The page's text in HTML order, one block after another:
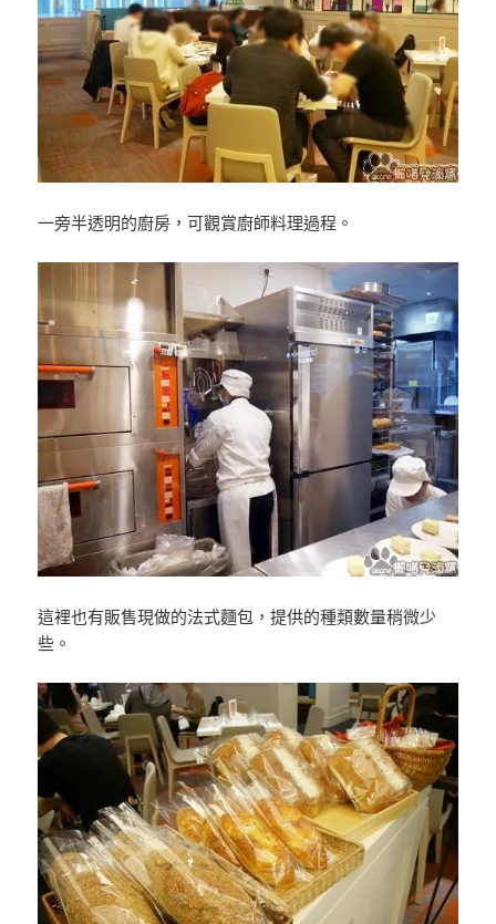
一旁半透明的廚房，可觀賞廚師料理過程。
這裡也有販售現做的法式麵包，提供的種類數量稍微少
些。